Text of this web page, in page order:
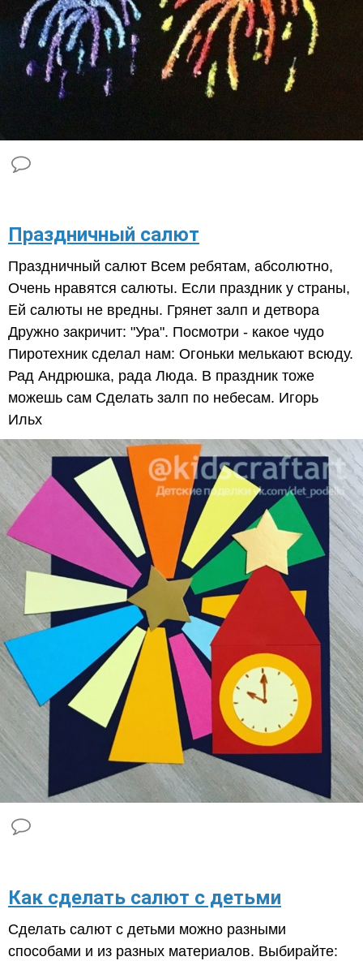
​Праздничный салют
Праздничный салют Всем ребятам, абсолютно,
Очень нравятся салюты. Если праздник у страны,
Ей салюты не вредны. Грянет залп и детвора
Дружно закричит: "Ура". Посмотри - какое чудо
Пиротехник сделал нам: Огоньки мелькают всюду.
Рад Андрюшка, рада Люда. В праздник тоже
можешь сам Сделать залп по небесам. Игорь
Ильх
Как сделать салют с детьми
Сделать салют с детьми можно разными
способами и из разных материалов. Выбирайте: